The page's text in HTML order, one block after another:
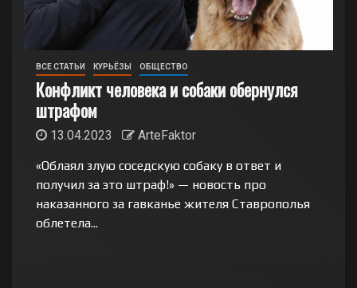
ВСЕ СТАТЬИ КУРЬЁЗЫ ОБЩЕСТВО
Конфликт человека и собаки обернулся
штрафом
13.04.2023
ArteFaktor
«Облаял злую соседскую собаку в ответ и
получил за это штраф!» — новость про
наказанного за гавканье жителя Ставрополья
облетела...